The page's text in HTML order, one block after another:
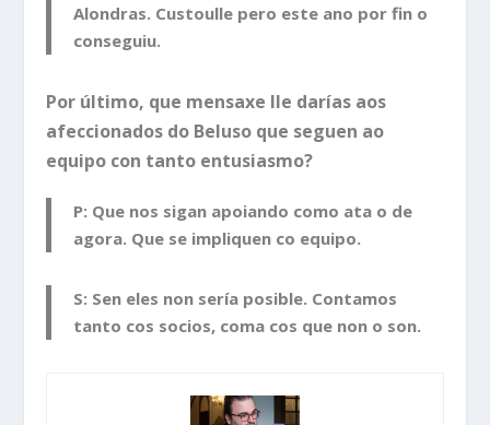
Alondras. Custoulle pero este ano por fin o
conseguiu.
Por último, que mensaxe lle darías aos
afeccionados do Beluso que seguen ao
equipo con tanto entusiasmo?
P: Que nos sigan apoiando como ata o de
agora. Que se impliquen co equipo.
S: Sen eles non sería posible. Contamos
tanto cos socios, coma cos que non o son.